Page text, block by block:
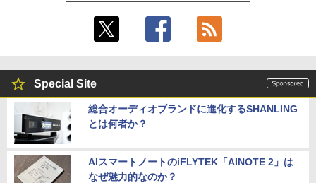
Special Site
総合オーディオブランドに進化するSHANLING
とは何者か？
AIスマートノートのiFLYTEK「AINOTE 2」は
なぜ魅力的なのか？